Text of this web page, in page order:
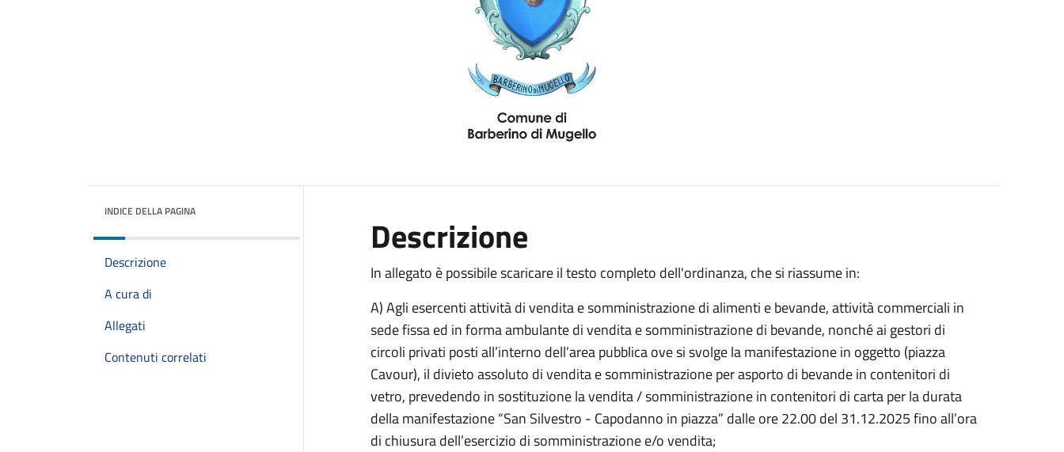
INDICE DELLA PAGINA
Descrizione
A cura di
Allegati
Contenuti correlati
Descrizione
In allegato è possibile scaricare il testo completo dell'ordinanza, che si riassume in:
A) Agli esercenti attività di vendita e somministrazione di alimenti e bevande, attività commerciali in
sede fissa ed in forma ambulante di vendita e somministrazione di bevande, nonché ai gestori di
circoli privati posti all’interno dell’area pubblica ove si svolge la manifestazione in oggetto (piazza
Cavour), il divieto assoluto di vendita e somministrazione per asporto di bevande in contenitori di
vetro, prevedendo in sostituzione la vendita / somministrazione in contenitori di carta per la durata
della manifestazione “San Silvestro - Capodanno in piazza” dalle ore 22.00 del 31.12.2025 fino all’ora
di chiusura dell’esercizio di somministrazione e/o vendita;